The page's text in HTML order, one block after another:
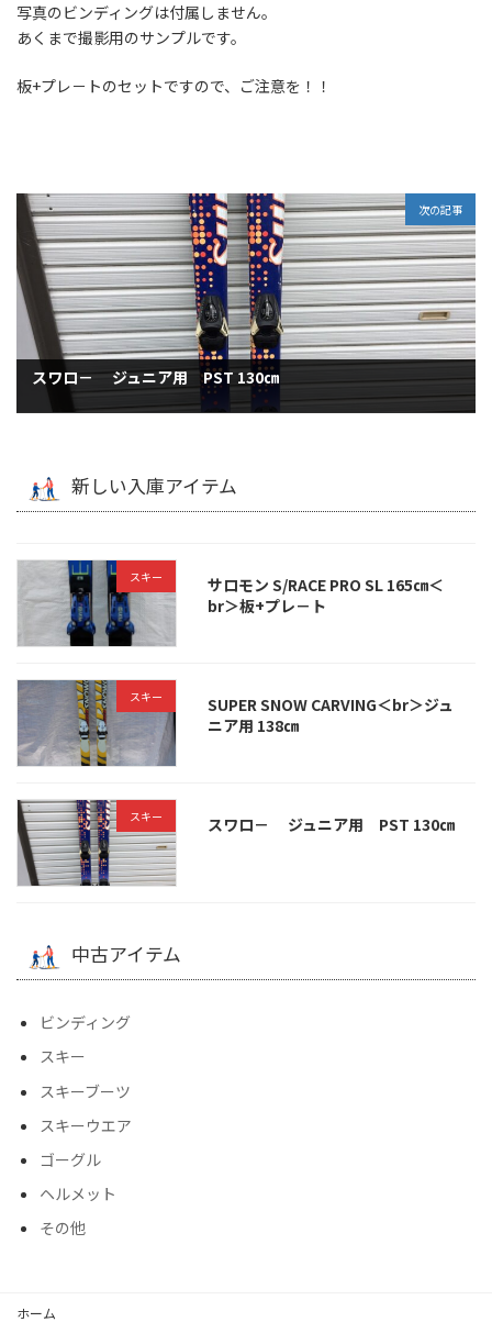
写真のビンディングは付属しません。
あくまで撮影用のサンプルです。
板+プレ－トのセットですので、ご注意を！！
次の記事
スワロ－ ジュニア用 PST 130㎝
新しい入庫アイテム
スキー
サロモン S/RACE PRO SL 165㎝＜
br＞板+プレ－ト
スキー
SUPER SNOW CARVING＜br＞ジュ
ニア用 138㎝
スキー スワロ－ ジュニア用 PST 130㎝
中古アイテム
ビンディング
スキー
スキーブーツ
スキーウエア
ゴーグル
ヘルメット
その他
ホーム